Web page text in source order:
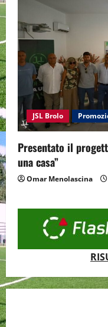
JSL Brolo
Presentato il
una casa”
Omar Menolascina